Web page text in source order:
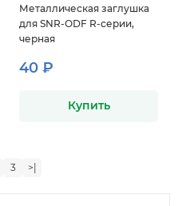
Металлическая заглушка
для SNR-ODF R-серии,
черная
40 ₽
Купить
3 >|